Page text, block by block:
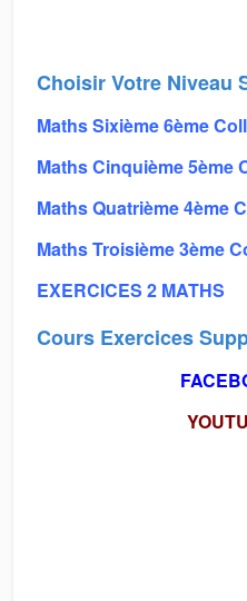
Choisir Votre Niveau
Maths Sixième 6ème
Maths Cinquième 5ème
Maths Quatrième 4ème
Maths Troisième 3ème
EXERCICES 2 MATHS
Cours Exercices